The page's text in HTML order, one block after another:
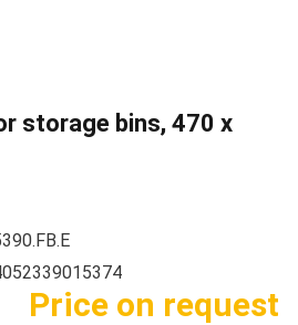
storage bins, 470 x
Price on request